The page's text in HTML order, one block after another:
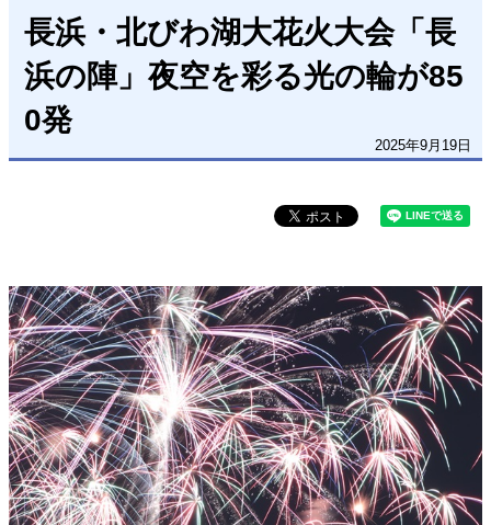
長浜・北びわ湖大花火大会「長
浜の陣」夜空を彩る光の輪が85
0発
2025年9月19日